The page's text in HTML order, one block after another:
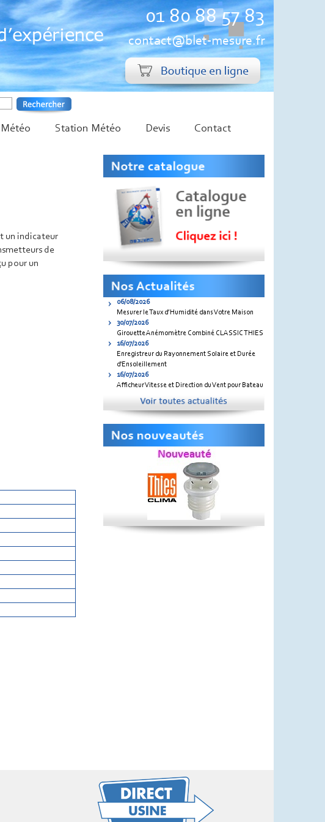
01 80 88 57 83
contact@blet-mesure.fr
Station Météo Devis Contact
un indicateur
de
pour un
06/08/2026
Mesurer le Taux d’Humidité dans Votre Maison
30/07/2026
Girouette Anémomètre Combiné CLASSIC THIES
16/07/2026
Enregistreur du Rayonnement Solaire et Durée
d'Ensoleillement
16/07/2026
Afficheur Vitesse et Direction du Vent pour Bateau